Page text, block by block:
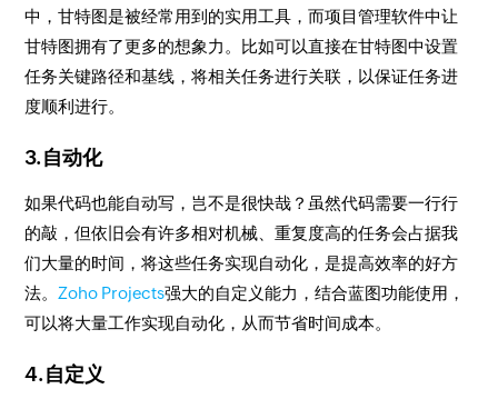
中，甘特图是被经常用到的实用工具，而项目管理软件中让
甘特图拥有了更多的想象力。比如可以直接在甘特图中设置
任务关键路径和基线，将相关任务进行关联，以保证任务进
度顺利进行。
3.自动化
如果代码也能自动写，岂不是很快哉？虽然代码需要一行行
的敲，但依旧会有许多相对机械、重复度高的任务会占据我
们大量的时间，将这些任务实现自动化，是提高效率的好方
法。 Zoho Projects强大的自定义能力，结合蓝图功能使用，
可以将大量工作实现自动化，从而节省时间成本。
4.自定义